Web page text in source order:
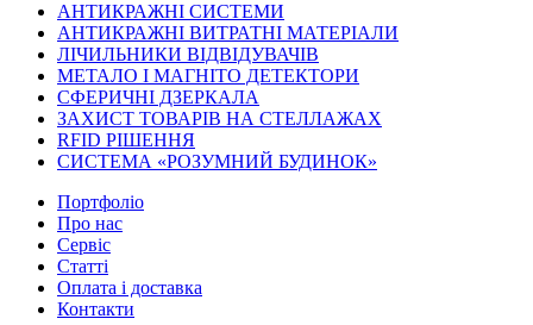
АНТИКРАЖНІ СИСТЕМИ
АНТИКРАЖНІ ВИТРАТНІ МАТЕРІАЛИ
ЛІЧИЛЬНИКИ ВІДВІДУВАЧІВ
МЕТАЛО І МАГНІТО ДЕТЕКТОРИ
СФЕРИЧНІ ДЗЕРКАЛА
ЗАХИСТ ТОВАРІВ НА СТЕЛЛАЖАХ
RFID РІШЕННЯ
СИСТЕМА «РОЗУМНИЙ БУДИНОК»
Портфоліо
Про нас
Сервіс
Статті
Оплата і доставка
Контакти